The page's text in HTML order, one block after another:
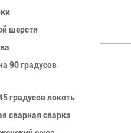
шерсти
90 градусов
градусов локоть
сварная сварка